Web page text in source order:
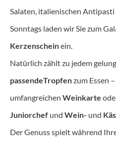
Salaten, italienischen
Sonntags laden wir Sie zum
Kerzenscheinein.
Natürlich zählt zu jedem
passendeTropfenzum Essen
umfangreichen Weinkarte
Juniorchef und Wein- und
Der Genuss spielt während